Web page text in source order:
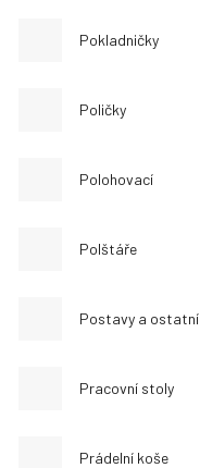
Pokladničky
Poličky
Polohovací
Polštáře
Postavy a ostatní
Pracovní stoly
Prádelní koše